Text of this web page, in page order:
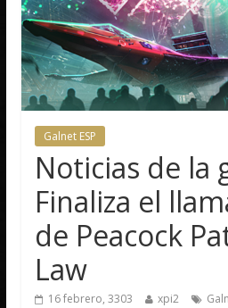
Galnet ESP
Noticias de la
Finaliza el
de Peacock
Law
16 febrero, 3303 xpi2